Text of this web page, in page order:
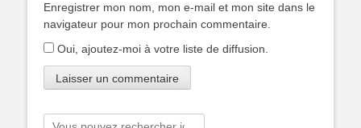
Enregistrer mon nom, mon e-mail et mon site dans le
navigateur pour mon prochain commentaire.
Oui, ajoutez-moi à votre liste de diffusion.
Rechercher :